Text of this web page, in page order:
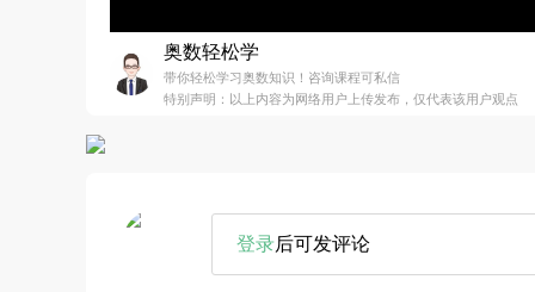
奥数轻松学
带你轻松学习奥数知识！咨询课程可私信
特别声明：以上内容为网络用户上传发布，仅代表该用户观点
登录后可发评论